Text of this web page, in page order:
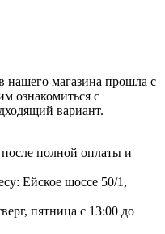
нашего магазина прошла с
ознакомиться с
вариант.
после полной оплаты и
Ейское шоссе 50/1,
пятница с 13:00 до